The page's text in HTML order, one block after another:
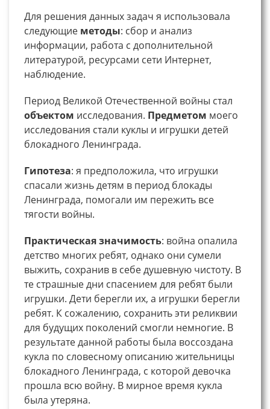
Для решения данных задач я использовала
следующие методы: сбор и анализ
информации, работа с дополнительной
литературой, ресурсами сети Интернет,
наблюдение.
Период Великой Отечественной войны стал
объектом исследования. Предметом моего
исследования стали куклы и игрушки детей
блокадного Ленинграда.
Гипотеза: я предположила, что игрушки
спасали жизнь детям в период блокады
Ленинграда, помогали им пережить все
тягости войны.
Практическаязначимость: война опалила
детство многих ребят, однако они сумели
выжить, сохранив в себе душевную чистоту. В
те страшные дни спасением для ребят были
игрушки. Дети берегли их, а игрушки берегли
ребят. К сожалению, сохранить эти реликвии
для будущих поколений смогли немногие. В
результате данной работы была воссоздана
кукла по словесному описанию жительницы
блокадного Ленинграда, с которой девочка
прошла всю войну. В мирное время кукла
была утеряна.